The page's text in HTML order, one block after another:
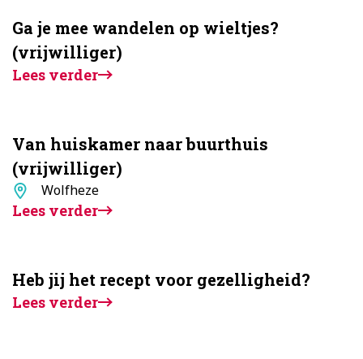
Ga je mee wandelen op wieltjes?
(vrijwilliger)
Lees verder
Van huiskamer naar buurthuis
(vrijwilliger)
Standplaats
Wolfheze
Lees verder
Heb jij het recept voor gezelligheid?
Lees verder